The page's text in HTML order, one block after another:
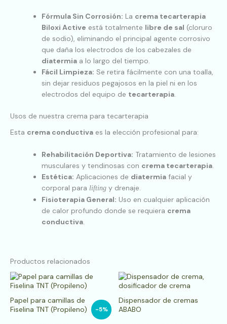
Fórmula Sin Corrosión: La crema tecarterapia
Biloxi Active está totalmente libre de sal (cloruro
de sodio), eliminando el principal agente corrosivo
que daña los electrodos de los cabezales de
diatermia a lo largo del tiempo.
Fácil Limpieza: Se retira fácilmente con una toalla,
sin dejar residuos pegajosos en la piel ni en los
electrodos del equipo de tecarterapia.
Usos de nuestra crema para tecarterapia
Esta crema conductiva es la elección profesional para:
Rehabilitación Deportiva: Tratamiento de lesiones
musculares y tendinosas con crema tecarterapia.
Estética: Aplicaciones de diatermia facial y
corporal para lifting y drenaje.
Fisioterapia General: Uso en cualquier aplicación
de calor profundo donde se requiera crema
conductiva.
Productos relacionados
-5%
Papel para camillas de
Fiselina TNT (Propileno)
Dispensador de cremas
ABABO